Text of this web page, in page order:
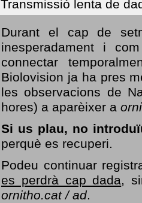
Transmissió lenta de
Durant el cap de
inesperadament i
connectar
Biolovision ja ha pres
les observacions de
hores) a aparèixer a
Si us plau, no
perquè es recuperi.
Podeu continuar
es perdrà cap dada,
ornitho.cat / ad.